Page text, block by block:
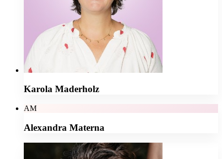
Karola Maderholz
AM
Alexandra Materna